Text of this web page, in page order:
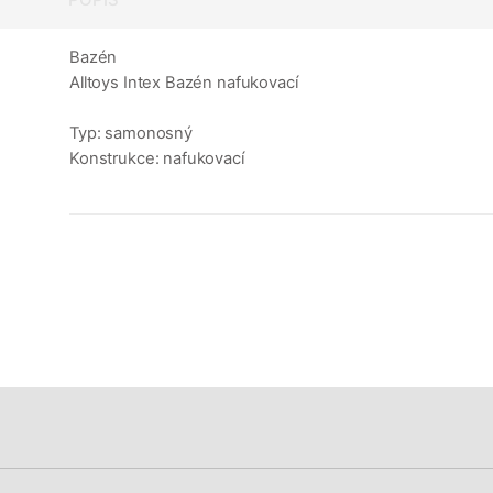
Bazén
Alltoys Intex Bazén nafukovací
Typ: samonosný
Konstrukce: nafukovací